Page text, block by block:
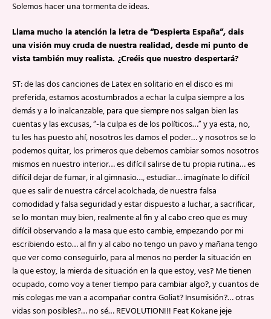
Solemos hacer una tormenta de ideas.
Llama mucho la atención la letra de “Despierta España”, dais
una visión muy cruda de nuestra realidad, desde mi punto de
vista también muy realista. ¿Creéis que nuestro despertará?
ST: de las dos canciones de Latex en solitario en el disco es mi
preferida, estamos acostumbrados a echar la culpa siempre a los
demás y a lo inalcanzable, para que siempre nos salgan bien las
cuentas y las excusas, “-la culpa es de los políticos…” y ya esta, no,
tu les has puesto ahí, nosotros les damos el poder… y nosotros se lo
podemos quitar, los primeros que debemos cambiar somos nosotros
mismos en nuestro interior… es difícil salirse de tu propia rutina… es
difícil dejar de fumar, ir al gimnasio…, estudiar… imagínate lo difícil
que es salir de nuestra cárcel acolchada, de nuestra falsa
comodidad y falsa seguridad y estar dispuesto a luchar, a sacrificar,
se lo montan muy bien, realmente al fin y al cabo creo que es muy
difícil observando a la masa que esto cambie, empezando por mi
escribiendo esto… al fin y al cabo no tengo un pavo y mañana tengo
que ver como conseguirlo, para al menos no perder la situación en
la que estoy, la mierda de situación en la que estoy, ves? Me tienen
ocupado, como voy a tener tiempo para cambiar algo?, y cuantos de
mis colegas me van a acompañar contra Goliat? Insumisión?… otras
vidas son posibles?… no sé… REVOLUTION!!! Feat Kokane jeje